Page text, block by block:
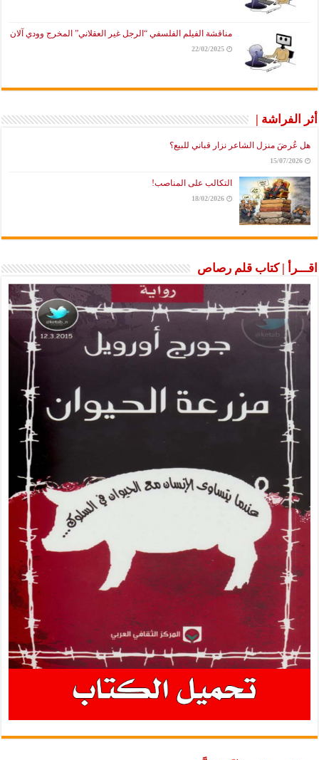
مناقشة الفيلم الفلسفي “الرجل غير العقلاني” المخرج وودي آلان
22/02/2025
أثر الفراشة |
هل عُرضَ منزل الشاعر نزار قباني للبيع؟
15/07/2026
التكالب على المناصب!
18/02/2026
اقـــرأ | كتاب قلم رصاص